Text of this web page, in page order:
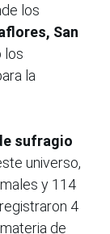
los
San
los
la
sufragio
universo,
y 114
4
de